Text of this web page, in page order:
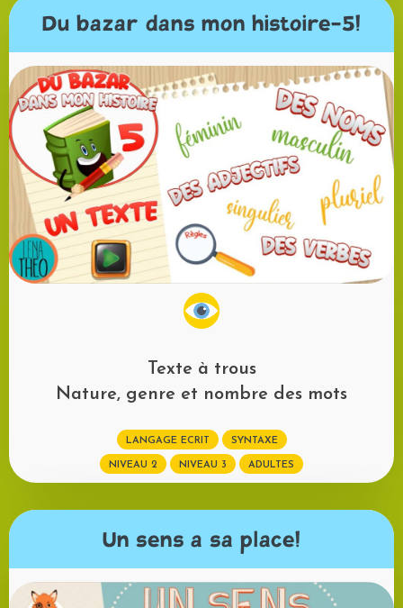
Du bazar dans mon histoire-5!
Texte à trous
Nature, genre et nombre des mots
LANGAGE ECRIT SYNTAXE
NIVEAU 2 NIVEAU 3 ADULTES
Un sens a sa place!